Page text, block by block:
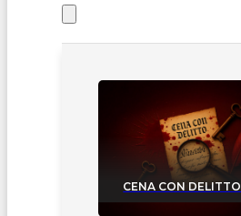
CENA CON DELITTO